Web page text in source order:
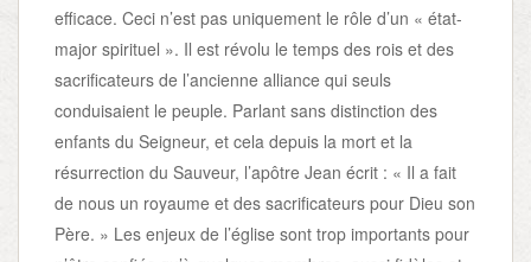
efficace. Ceci n’est pas uniquement le rôle d’un « état-
major spirituel ». Il est révolu le temps des rois et des
sacrificateurs de l’ancienne alliance qui seuls
conduisaient le peuple. Parlant sans distinction des
enfants du Seigneur, et cela depuis la mort et la
résurrection du Sauveur, l’apôtre Jean écrit : « Il a fait
de nous un royaume et des sacrificateurs pour Dieu son
Père. » Les enjeux de l’église sont trop importants pour